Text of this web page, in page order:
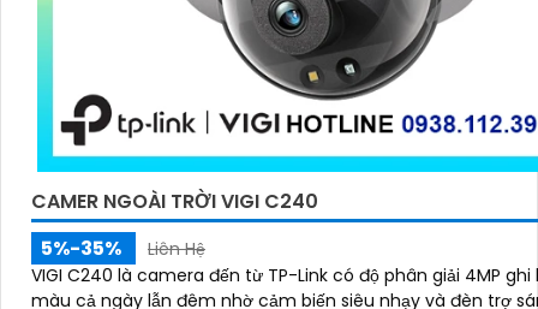
CAMER NGOÀI TRỜI VIGI C240
5%-35%
Liên Hệ
VIGI C240 là camera đến từ TP-Link có độ phân giải 4MP ghi
màu cả ngày lẫn đêm nhờ cảm biến siêu nhạy và đèn trợ sáng.